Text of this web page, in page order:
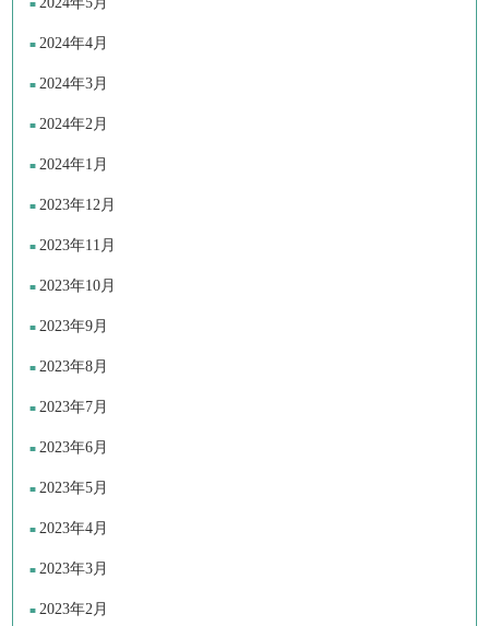
2024年4月
2024年3月
2024年2月
2024年1月
2023年12月
2023年11月
2023年10月
2023年9月
2023年8月
2023年7月
2023年6月
2023年5月
2023年4月
2023年3月
2023年2月